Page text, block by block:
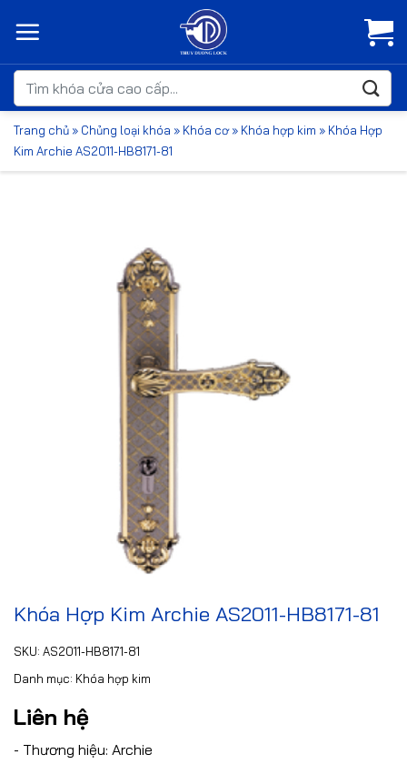
qua
dungTìm
kiếm:
Trang chủ » Chủng loại khóa » Khóa cơ» Khóa hợp kim » Khóa Hợp
Kim Archie AS2011-HB8171-81
Khóa Hợp Kim Archie AS2011-HB8171-81
SKU: AS2011-HB8171-81
Danh mục: Khóa hợp kim
Liên hệ
- Thương hiệu: Archie